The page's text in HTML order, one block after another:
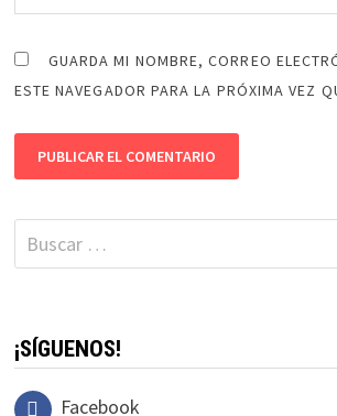
GUARDA MI NOMBRE, CORREO
ESTE NAVEGADOR PARA LA PRÓXIMA VEZ
Buscar:
¡SÍGUENOS!
Facebook